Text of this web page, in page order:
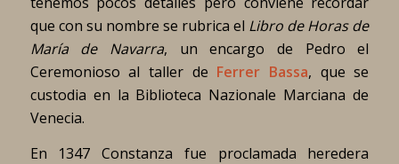
que con su nombre se rubrica el Libro de Horas de
María de Navarra, un encargo de Pedro el
Ceremonioso al taller de Ferrer Bassa, que se
custodia en la Biblioteca Nazionale Marciana de
Venecia.
En 1347 Constanza fue proclamada heredera